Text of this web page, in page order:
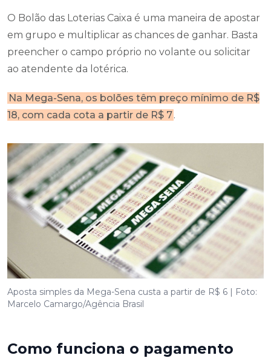
O Bolão das Loterias Caixa é uma maneira de apostar
em grupo e multiplicar as chances de ganhar. Basta
preencher o campo próprio no volante ou solicitar
ao atendente da lotérica.
Na Mega-Sena, os bolões têm preço mínimo de R$
18, com cada cota a partir de R$ 7.
Aposta simples da Mega-Sena custa a partir de R$ 6 | Foto:
Marcelo Camargo/Agência Brasil
Como funciona o pagamento